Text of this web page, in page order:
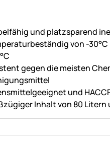
und platzsparend
von -
gegen die meisten
und
Inhalt von 80 Litern